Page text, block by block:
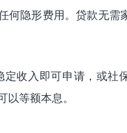
何隐形费用。贷款无需
收入即可申请，或社
等额本息。